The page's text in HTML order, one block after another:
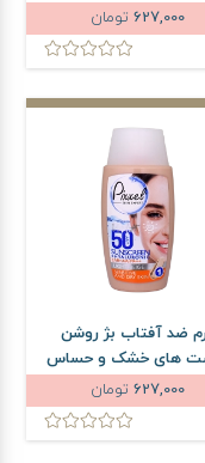
لیتر
627,000 تومان
ضد آفتاب بژ روشن
های خشک و حساس
لیتر
627,000 تومان